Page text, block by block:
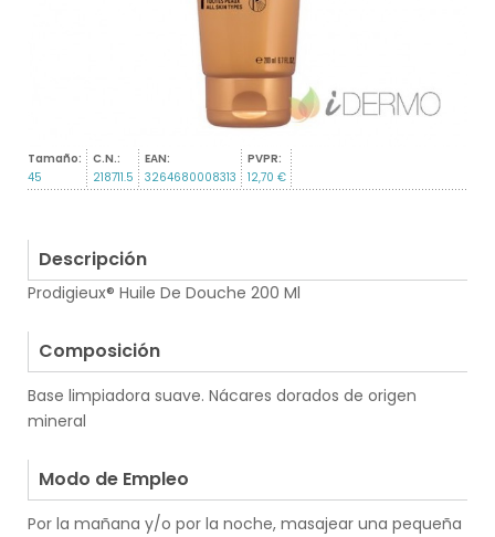
Tamaño:
45
C.N.:
218711.5
EAN:
3264680008313
PVPR:
12,70 €
Descripción
Prodigieux® Huile De Douche 200 Ml
Composición
Base limpiadora suave. Nácares dorados de origen
mineral
Modo de Empleo
Por la mañana y/o por la noche, masajear una pequeña